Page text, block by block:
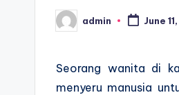
Posted
by
admin June
Seorang wanita di
menyeru manusia